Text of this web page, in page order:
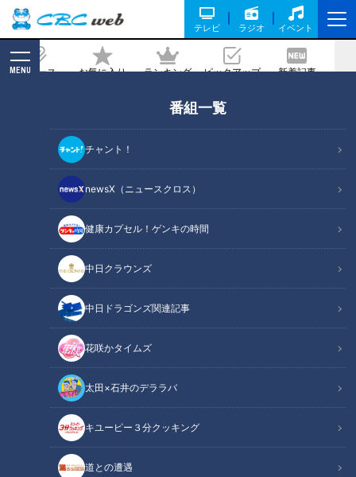
テレビ ラジオ イベント
ニュース お気に入り ランキング ピックアップ 新着記事
MENU
番組一覧
チャント！
newsX（ニュースクロス）
健康カプセル！ゲンキの時間
中日クラウンズ
中日ドラゴンズ関連記事
花咲かタイムズ
太田×石井のデララバ
キユーピー３分クッキング
道との遭遇
は300種類以上!?日常に潜む頭痛の原因
と対策
2025/05/04 07:10
CBCテレビ『健康カプセル！ゲンキの時間』
健康カプセル！ゲンキの時間